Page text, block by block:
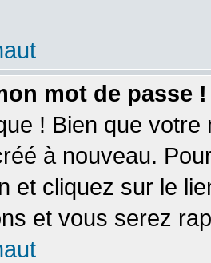
mot de passe !
! Bien que
à nouveau.
et cliquez sur le
et vous serez